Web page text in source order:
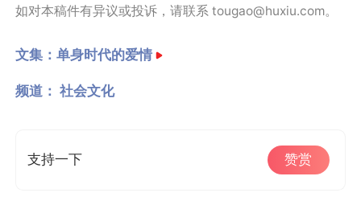
如对本稿件有异议或投诉，请联系 tougao@huxiu.com。
文集：单身时代的爱情
频道： 社会文化
支持一下 赞赏